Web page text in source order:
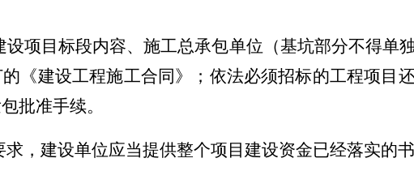
项目标段内容、施工总承包单位（基坑部分不得单
《建设工程施工合同》；依法必须招标的工程项目
批准手续。
，建设单位应当提供整个项目建设资金已经落实的书